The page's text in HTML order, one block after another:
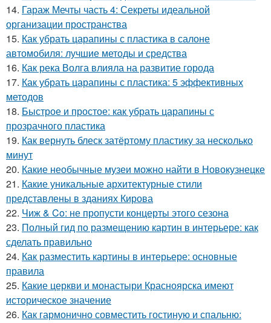
14. Гараж Мечты часть 4: Секреты идеальной
организации пространства
15. Как убрать царапины с пластика в салоне
автомобиля: лучшие методы и средства
16. Как река Волга влияла на развитие города
17. Как убрать царапины с пластика: 5 эффективных
методов
18. Быстрое и простое: как убрать царапины с
прозрачного пластика
19. Как вернуть блеск затёртому пластику за несколько
минут
20. Какие необычные музеи можно найти в Новокузнецке
21. Какие уникальные архитектурные стили
представлены в зданиях Кирова
22. Чиж & Co: не пропусти концерты этого сезона
23. Полный гид по размещению картин в интерьере: как
сделать правильно
24. Как разместить картины в интерьере: основные
правила
25. Какие церкви и монастыри Красноярска имеют
историческое значение
26. Как гармонично совместить гостиную и спальню: